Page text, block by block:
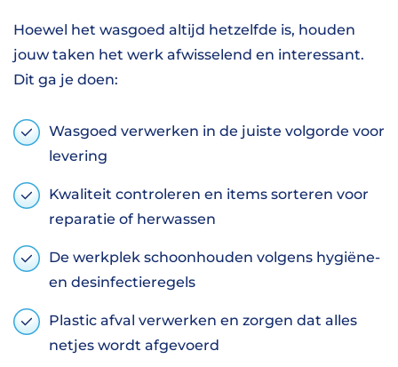
Hoewel het wasgoed altijd hetzelfde is, houden
jouw taken het werk afwisselend en interessant.
Dit ga je doen:
Wasgoed verwerken in de juiste volgorde voor
levering
Kwaliteit controleren en items sorteren voor
reparatie of herwassen
De werkplek schoonhouden volgens hygiëne-
en desinfectieregels
Plastic afval verwerken en zorgen dat alles
netjes wordt afgevoerd